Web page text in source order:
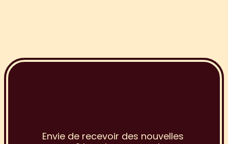
la Newslette
Envie de recevoir des nouvelles